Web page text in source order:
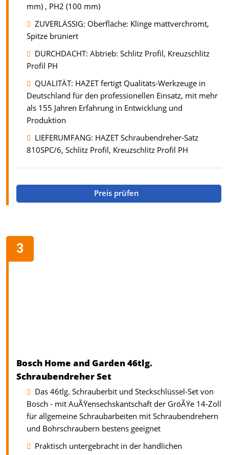
mm) , PH2 (100 mm)
ZUVERLÄSSIG: Oberfläche: Klinge mattverchromt,
Spitze brüniert
DURCHDACHT: Abtrieb: Schlitz Profil, Kreuzschlitz
Profil PH
QUALITÄT: HAZET fertigt Qualitäts-Werkzeuge in
Deutschland für den professionellen Einsatz, mit mehr
als 155 Jahren Erfahrung in Entwicklung und
Produktion
LIEFERUMFANG: HAZET Schraubendreher-Satz
810SPC/6, Schlitz Profil, Kreuzschlitz Profil PH
Preis prüfen
Bosch Home and Garden 46tlg.
Schraubendreher Set
Das 46tlg. Schrauberbit und Steckschlüssel-Set von
Bosch - mit AuÃŸensechskantschaft der GröÃŸe 14-Zoll
für allgemeine Schraubarbeiten mit Schraubendrehern
und Bohrschraubern bestens geeignet
Praktisch untergebracht in der handlichen